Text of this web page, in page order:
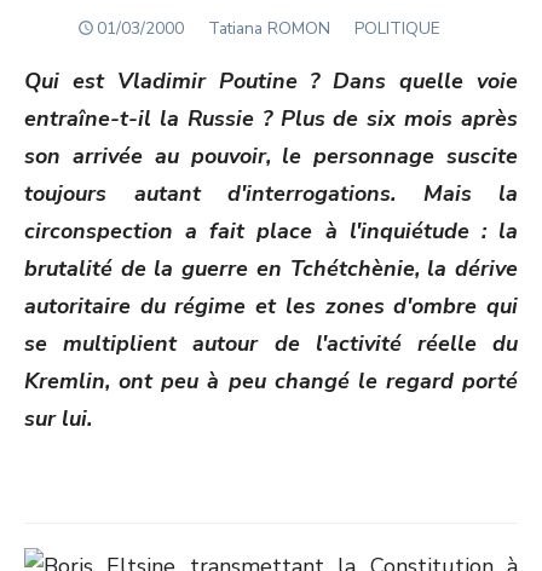
POSTED
01/03/2000 Author
Tatiana ROMON POLITIQUE
Qui est Vladimir Poutine ? Dans quelle voie
entraîne-t-il la Russie ? Plus de six mois après
son arrivée au pouvoir, le personnage suscite
toujours autant d'interrogations. Mais la
circonspection a fait place à l'inquiétude : la
brutalité de la guerre en Tchétchènie, la dérive
autoritaire du régime et les zones d'ombre qui
se multiplient autour de l'activité réelle du
Kremlin, ont peu à peu changé le regard porté
sur lui.